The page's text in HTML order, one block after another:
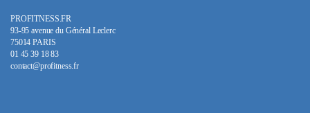
PROFITNESS.FR
93-95 avenue du Général Leclerc
75014 PARIS
01 45 39 18 83
contact@profitness.fr